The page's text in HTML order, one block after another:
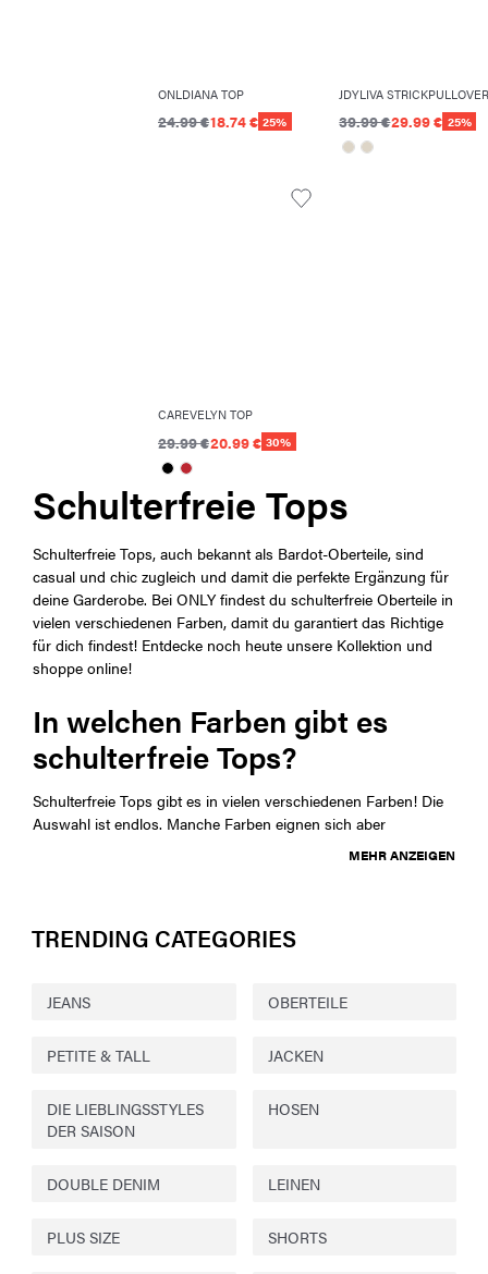
ONLDIANA TOP
24.99 €18.74 € 25%
JDYLIVA
39.99 €29.99 € 25%
CAREVELYN TOP
29.99 €20.99 € 30%
Schulterfreie Tops
Schulterfreie Tops, auch bekannt als Bardot-Oberteile, sind
casual und chic zugleich und damit die perfekte Ergänzung für
deine Garderobe. Bei ONLY findest du schulterfreie Oberteile in
vielen verschiedenen Farben, damit du garantiert das Richtige
für dich findest! Entdecke noch heute unsere Kollektion und
shoppe online!
In welchen Farben gibt es
schulterfreie Tops?
Schulterfreie Tops gibt es in vielen verschiedenen Farben! Die
Auswahl ist endlos. Manche Farben eignen sich aber
MEHR ANZEIGEN
TRENDING CATEGORIES
JEANS OBERTEILE
PETITE & TALL JACKEN
DIE LIEBLINGSSTYLES
DER SAISON
HOSEN
DOUBLE DENIM LEINEN
PLUS SIZE SHORTS